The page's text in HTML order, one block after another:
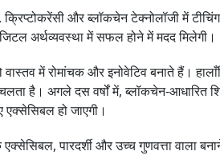
और ब्लॉकचेन टेक्नोलॉजी में
अर्थव्यवस्था में सफल होने में मदद मिलेगी।
वास्तव में रोमांचक और इनोवेटिव बनाते हैं।
है। अगले दस वर्षों में, ब्लॉकचेन-आधारित
हो जाएगी।
पारदर्शी और उच्च गुणवत्ता वाला